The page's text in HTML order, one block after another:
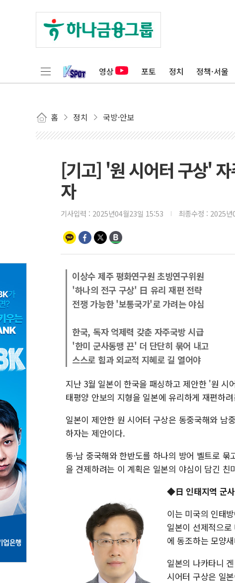
영상 포토 정치 정책·서울
홈 정치 국방·안보
[기고] '원 시어터 구상'
자
기사입력 : 2025년04월23일 15:53 최종수정 : 2025년
이상수 제주 평화연구원 초빙연구위원
'하나의 전구 구상' 日 유리 재편 전략
전쟁 가능한 '보통국가'로 가려는 야심
한국, 독자 억제력 갖춘 자주국방 시급
'한미 군사동맹 끈' 더 단단히 묶어 내고
스스로 힘과 외교적 지혜로 길 열어야
지난 3월 일본이 한국을 패싱하고 제안한 '원
태평양 안보의 지형을 일본에 유리하게 재편하
일본이 제안한 원 시어터 구상은 동중국해와 남
하자는 제안이다.
동·남 중국해와 한반도를 하나의 방어 벨트로
을 견제하려는 이 계획은 일본의 야심이 담긴
◆日 인태지역 군
이는 미국의 인태
일본이 선제적으
에 동조하는 모양
일본의 나카타니
시어터 구상은 일